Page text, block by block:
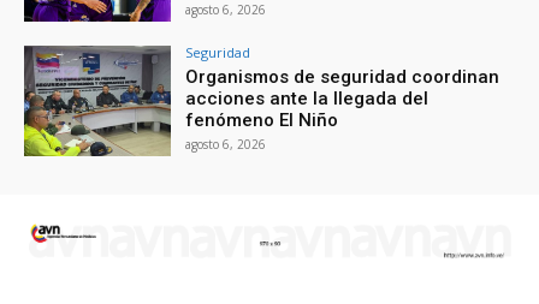
agosto 6, 2026
Seguridad
Organismos de seguridad coordinan
acciones ante la llegada del
fenómeno El Niño
agosto 6, 2026